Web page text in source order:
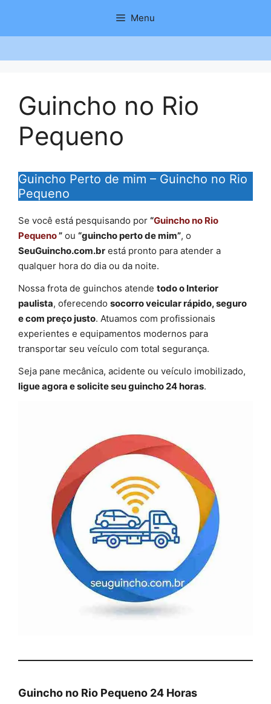
o
Menu
Guincho no Rio
Pequeno
Guincho Perto de mim – Guincho no Rio
Pequeno
Se você está pesquisando por “Guincho no Rio
Pequeno” ou “guincho perto de mim”, o
SeuGuincho.com.br está pronto para atender a
qualquer hora do dia ou da noite.
Nossa frota de guinchos atende todo o Interior
paulista, oferecendo socorro veicular rápido, seguro
e com preço justo. Atuamos com profissionais
experientes e equipamentos modernos para
transportar seu veículo com total segurança.
Seja pane mecânica, acidente ou veículo imobilizado,
ligue agora e solicite seu guincho 24 horas.
Guincho no Rio Pequeno 24 Horas